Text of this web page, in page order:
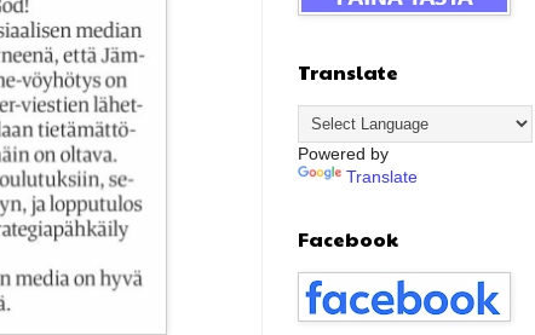
Translate
Powered by
Translate
Facebook